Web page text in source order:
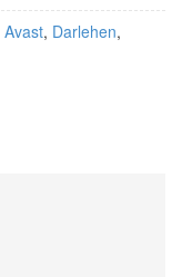
Avast, Darlehen,